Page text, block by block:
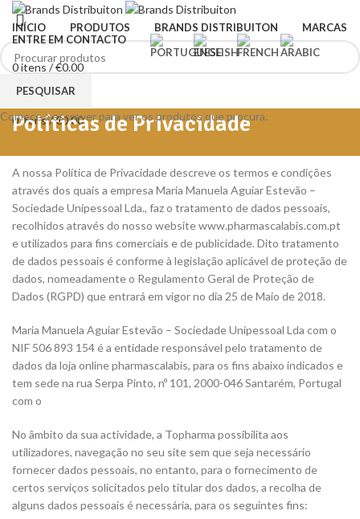
INÍCIO PRODUTOS BRANDS DISTRIBUITON
MARCAS
ENTRE EM CONTACTO
0itens /€0.00
Menu
0itens/€0.00
Políticas de Privacidade
A nossa Política de Privacidade descreve os termos e condições
através dos quais a empresa Maria Manuela Aguiar Estevão –
Sociedade Unipessoal Lda., faz o tratamento de dados pessoais,
recolhidos através do nosso website www.pharmascalabis.com.pt
e utilizados para fins comerciais e de publicidade. Dito tratamento
de dados pessoais é conforme à legislação aplicável de proteção de
dados, nomeadamente o Regulamento Geral de Proteção de
Dados (RGPD) que entrará em vigor no dia 25 de Maio de 2018.
Maria Manuela Aguiar Estevão – Sociedade Unipessoal Lda com o
NIF 506 893 154 é a entidade responsável pelo tratamento de
dados da loja online pharmascalabis, para os fins abaixo indicados e
tem sede na rua Serpa Pinto, nº 101, 2000-046 Santarém, Portugal
com o
No âmbito da sua actividade, a Topharma possibilita aos
utilizadores, navegação no seu site sem que seja necessário
fornecer dados pessoais, no entanto, para o fornecimento de
certos serviços solicitados pelo titular dos dados, a recolha de
alguns dados pessoais é necessária, para os seguintes fins:
PESQUISAR
Comece a escrever para ver os produtos que procura.